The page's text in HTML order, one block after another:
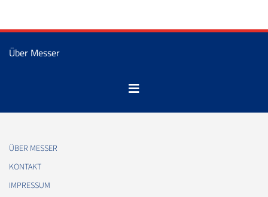
Über Messer
ÜBER MESSER
KONTAKT
IMPRESSUM